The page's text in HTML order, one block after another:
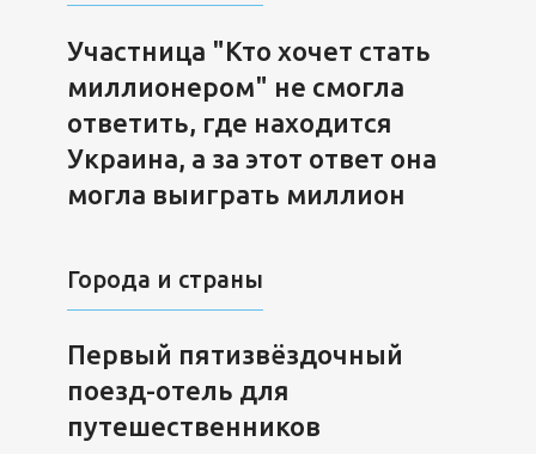
Участница "Кто хочет стать
миллионером" не смогла
ответить, где находится
Украина, а за этот ответ она
могла выиграть миллион
Города и страны
Первый пятизвёздочный
поезд-отель для
путешественников